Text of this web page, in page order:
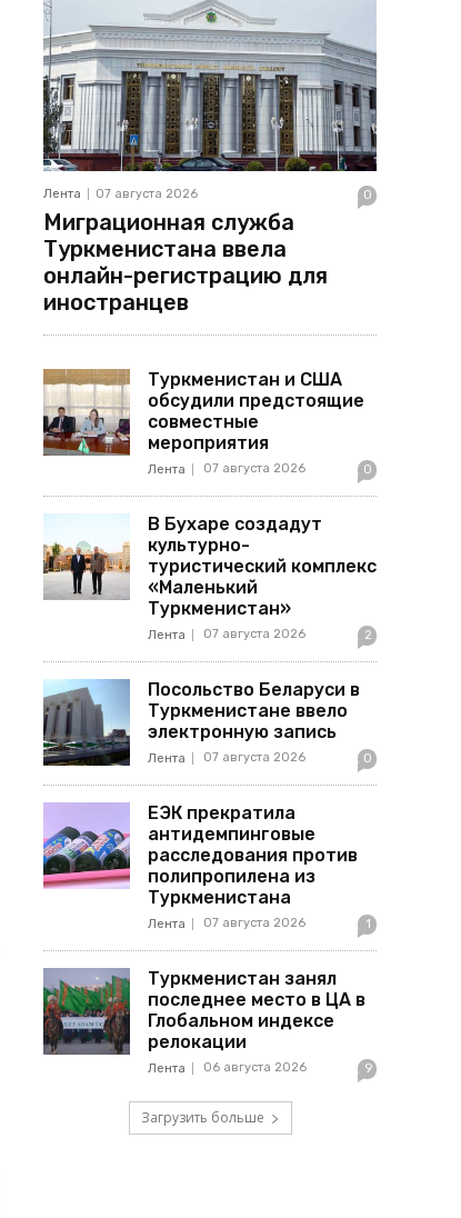
Лента 07 августа 2026 0
Миграционная служба
Туркменистана ввела
онлайн-регистрацию для
иностранцев
Туркменистан и США
обсудили предстоящие
совместные
мероприятия
Лента 07 августа 2026 0
В Бухаре создадут
культурно-
туристический комплекс
«Маленький
Туркменистан»
Лента 07 августа 2026 2
Посольство Беларуси в
Туркменистане ввело
электронную запись
Лента 07 августа 2026 0
ЕЭК прекратила
антидемпинговые
расследования против
полипропилена из
Туркменистана
Лента 07 августа 2026 1
Туркменистан занял
последнее место в ЦА в
Глобальном индексе
релокации
Лента 06 августа 2026 9
Загрузить больше